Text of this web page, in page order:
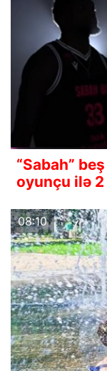
“Sabah”
oyunçu ilə
08:10